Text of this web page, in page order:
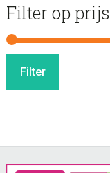
Filter op prijs
Filter